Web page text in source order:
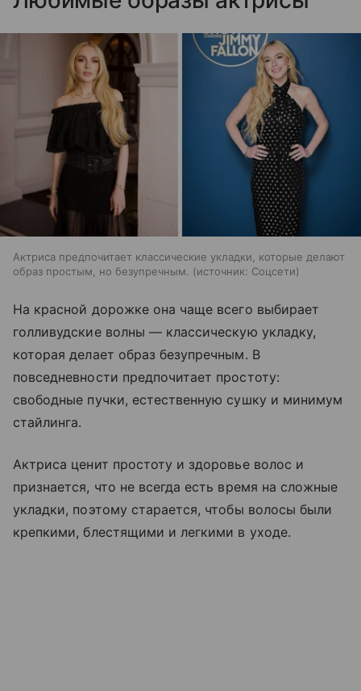
Актриса предпочитает классические укладки, которые делают
образ простым, но безупречным.
источник: Соцсети
На красной дорожке она чаще всего выбирает
голливудские волны — классическую укладку,
которая делает образ безупречным. В
повседневности предпочитает простоту:
свободные пучки, естественную сушку и минимум
стайлинга.
Актриса ценит простоту и здоровье волос и
признается, что не всегда есть время на сложные
укладки, поэтому старается, чтобы волосы были
крепкими, блестящими и легкими в уходе.